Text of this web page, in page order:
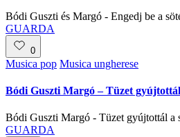
Bódi Guszti és Margó - Engedj be a
GUARDA
0
Posted
Musica pop Musica ungherese
Bódi Guszti Margó – Tüzet
Bódi Guszti Margó - Tüzet gyújtottál
GUARDA